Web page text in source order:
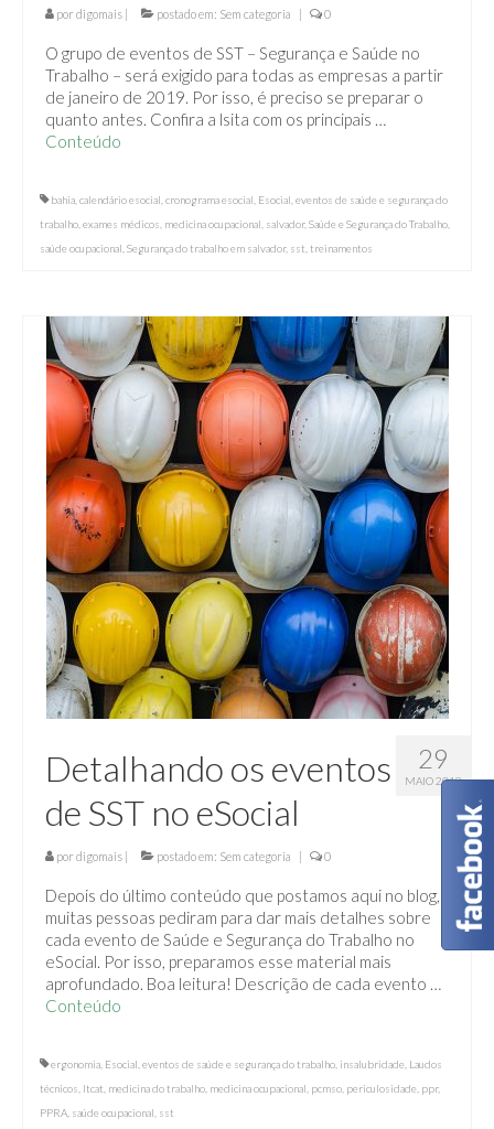
Ambientais
PPP – Perfil Profissiográfico Previdenciário
Projeto de Combate a incêndio
ENGENHARIA
PALESTRAS E TREINAMENTOS
Parceiros
Solicite Proposta
Contato
Intranet
pordigomais | postado em: Sem categoria | 0
O grupo de eventos de SST – Segurança e Saúde no
Trabalho – será exigido para todas as empresas a partir
de janeiro de 2019. Por isso, é preciso se preparar o
quanto antes. Confira a lsita com os principais …
Conteúdo
bahia calendário esocial cronograma esocial Esocial eventos de saúde e segurança do
trabalho exames médicos medicina ocupacional salvador, Saúde e Segurança do Trabalho
saúde ocupacional Segurança do trabalho em salvador, sst treinamentos
29
MAIO 2018
Detalhando os eventos
de SST no eSocial
pordigomais | postado em: Sem categoria | 0
Depois do último conteúdo que postamos aqui no blog,
muitas pessoas pediram para dar mais detalhes sobre
cada evento de Saúde e Segurança do Trabalho no
eSocial. Por isso, preparamos esse material mais
aprofundado. Boa leitura! Descrição de cada evento …
Conteúdo
ergonomia Esocial eventos de saúde e segurança do trabalho insalubridade Laudos
técnicos ltcat medicina do trabalho medicina ocupacional pcmso periculosidade ppr,
PPRA saúde ocupacional sst